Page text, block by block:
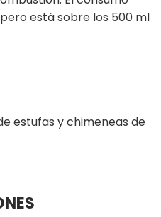
está sobre los 500 ml
estufas y chimeneas de